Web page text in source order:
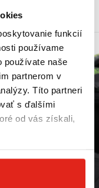
funkcií
používame
používate naše
partnerom v
Títo partneri
s ďalšími
od vás získali,